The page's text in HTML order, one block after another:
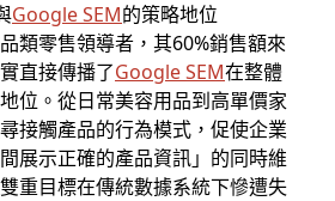
Google SEM的策略地位
類零售領導者，其60%銷售額來
直接傳播了Google SEM在整體
位。從日常美容用品到高單價家
接觸產品的行為模式，促使企業
展示正確的產品資訊」的同時維
重目標在傳統數據系統下慘遭失